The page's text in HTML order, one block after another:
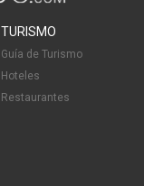
TURISMO
Guía de Turismo
Hoteles
Restaurantes